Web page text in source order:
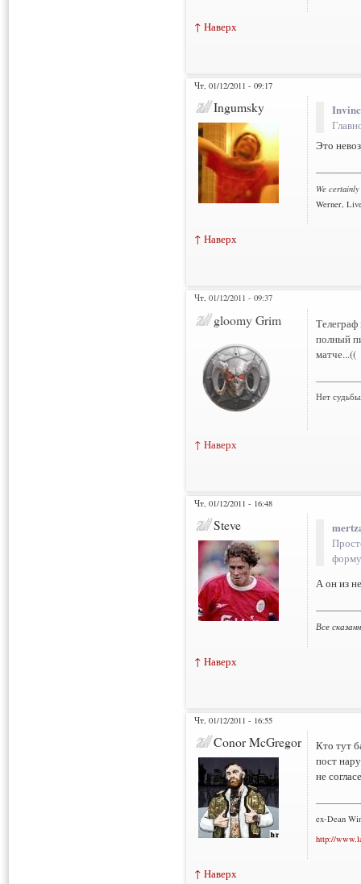
↑ Наверх
Чт, 01/12/2011 - 09:17
Ingumsky
Это
We
Werner,
↑ Наверх
Чт, 01/12/2011 - 09:37
gloomy Grim
полный
матче...((
Нет
↑ Наверх
Чт, 01/12/2011 - 16:48
Steve
форму
А он из
Все
↑ Наверх
Чт, 01/12/2011 - 16:55
Conor McGregor
Кто тут
пост
не
ex-Dean
http://
↑ Наверх